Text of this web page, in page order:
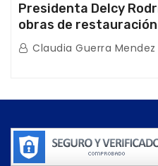
Presidenta Delcy
obras de
afectaciones sísmicas
Claudia Guerra Mendez